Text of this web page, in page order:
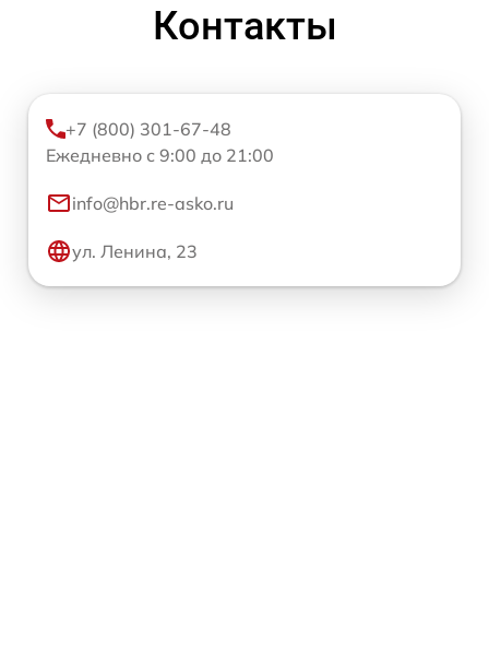
Контакты
+7 (800) 301-67-48
Ежедневно с 9:00 до 21:00
info@hbr.re-asko.ru
ул. Ленина, 23